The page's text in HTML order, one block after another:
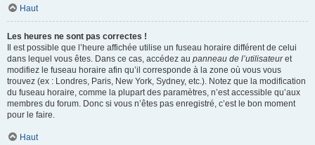
Haut
Les heures ne sont pas correctes !
Il est possible que l’heure affichée utilise un fuseau horaire différent de celui
dans lequel vous êtes. Dans ce cas, accédez au panneau de l’utilisateuret
modifiez le fuseau horaire afin qu’il corresponde à la zone où vous vous
trouvez (ex : Londres, Paris, New York, Sydney, etc.). Notez que la modification
du fuseau horaire, comme la plupart des paramètres, n’est accessible qu’aux
membres du forum. Donc si vous n’êtes pas enregistré, c’est le bon moment
pour le faire.
Haut